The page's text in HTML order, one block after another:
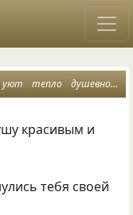
уют тепло душевность
красивым и
тебя своей